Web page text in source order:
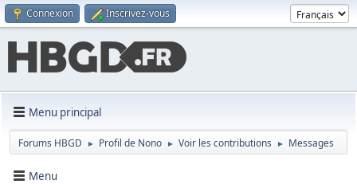
Connexion Inscrivez-vous
Menu principal
Forums HBGD ► Profil de Nono ► Voir les contributions ► Messages
Menu